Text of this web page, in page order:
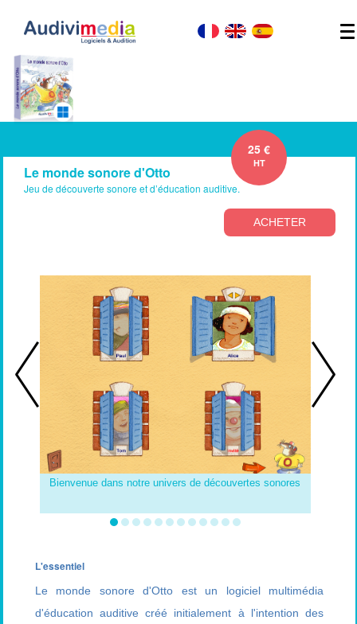
Le monde sonore d'Otto
Jeu de découverte sonore et d’éducation auditive.
25 €
HT
ACHETER
Bienvenue dans notre univers de découvertes sonores
L'essentiel
Le monde sonore d'Otto est un logiciel multimédia
d'éducation auditive créé initialement à l'intention des